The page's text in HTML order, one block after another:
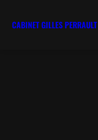
CABINET GILLES PERRAULT